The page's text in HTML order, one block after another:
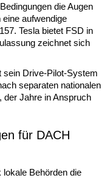
die Augen
aufwendige
Tesla bietet FSD in
zeichnet sich
sein Drive-Pilot-System
separaten nationalen
der Jahre in Anspruch
für DACH
lokale Behörden die